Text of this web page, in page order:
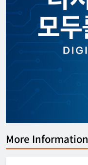
More Information